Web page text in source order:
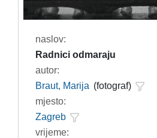
naslov:
Radnici odmaraju
autor:
Braut, Marija (fotograf)
mjesto:
Zagreb
vrijeme: